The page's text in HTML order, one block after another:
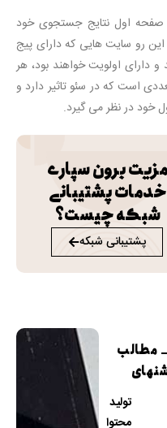
صفحه اول نتایج جستجوی خود
رو سایت هایی که دارای پیج
و دارای اولویت خواهند بود، هر
است که در سئو تاثیر دارد و
خود در نظر می گیرد.
مزیت برون سپاری
خدمات پشتیبانی
شبکه چیست؟
پشتیبانی شبکه
مطالب
تولید
محتوا